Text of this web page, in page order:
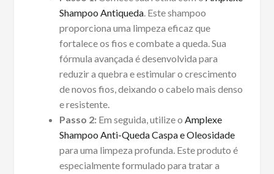
Shampoo Antiqueda. Este shampoo
proporciona uma limpeza eficaz que
fortalece os fios e combate a queda. Sua
fórmula avançada é desenvolvida para
reduzir a quebra e estimular o crescimento
de novos fios, deixando o cabelo mais denso
e resistente.
Passo 2:Em seguida, utilize o Amplexe
Shampoo Anti-Queda Caspa e Oleosidade
para uma limpeza profunda. Este produto é
especialmente formulado para tratar a